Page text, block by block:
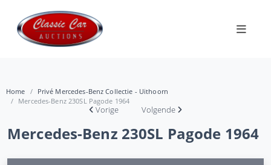
Home
Privé Mercedes-Benz Collectie - Uithoorn
Mercedes-Benz 230SL Pagode 1964
Vorige Volgende
Mercedes-Benz 230SL Pagode 1964